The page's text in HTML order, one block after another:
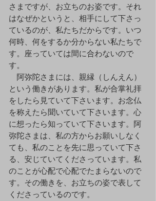
さまですが、お立ちのお姿です。それ
はなぜかというと、相手にして下さっ
ているのが、私たちだからです。いつ
何時、何をするか分からない私たちで
す。座っていては間に合わないので
す。
阿弥陀さまには、親縁（しんえん）
という働きがあります。私が合掌礼拝
をしたら見ていて下さいます。お念仏
を称えたら聞いていて下さいます。心
に想ったら知っていて下さいます。阿
弥陀さまは、私の方からお願いしなく
ても、私のことを先に思っていて下さ
る、安じていてくださっています。私
のことが心配で心配でたまらないので
す。その働きを、お立ちの姿で表して
くださっているのです。